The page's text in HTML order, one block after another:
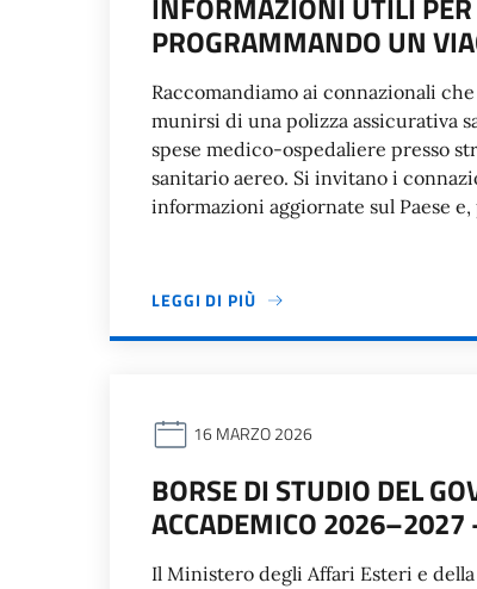
PROGRAMMANDO UN
Raccomandiamo ai connazionali
munirsi di una polizza assicurativa
spese medico-ospedaliere presso
sanitario aereo. Si invitano i
informazioni aggiornate sul Paese
LEGGI DI PIÙ
16 MARZO 2026
BORSE DI STUDIO DEL
ACCADEMICO
Il Ministero degli Affari Esteri e